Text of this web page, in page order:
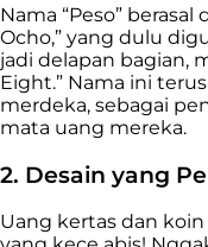
Nama “Peso” berasal
Ocho,” yang dulu
jadi delapan bagian,
Eight.” Nama ini
merdeka, sebagai
mata uang mereka.
2. Desain yang
Uang kertas dan